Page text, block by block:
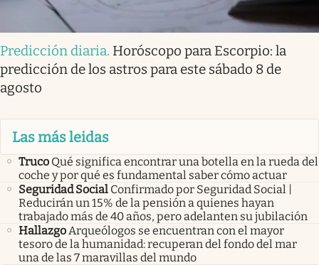
Predicción diaria. Horóscopo para Escorpio: la
predicción de los astros para este sábado 8 de
agosto
Las más leidas
Truco Qué significa encontrar una botella en la rueda del
coche y por qué es fundamental saber cómo actuar
Seguridad Social Confirmado por Seguridad Social |
Reducirán un 15% de la pensión a quienes hayan
trabajado más de 40 años, pero adelanten su jubilación
HallazgoArqueólogos se encuentran con el mayor
tesoro de la humanidad: recuperan del fondo del mar
una de las 7 maravillas del mundo